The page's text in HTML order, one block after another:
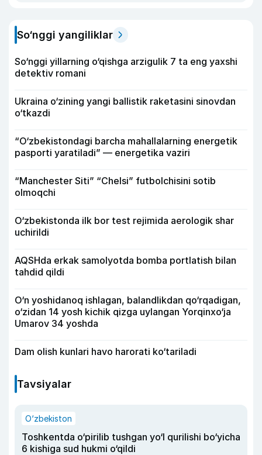
So‘nggi yangiliklar
So‘nggi yillarning o‘qishga arzigulik 7 ta eng yaxshi
detektiv romani
Ukraina o‘zining yangi ballistik raketasini sinovdan
o‘tkazdi
“O‘zbekistondagi barcha mahallalarning energetik
pasporti yaratiladi” — energetika vaziri
“Manchester Siti” “Chelsi” futbolchisini sotib
olmoqchi
O‘zbekistonda ilk bor test rejimida aerologik shar
uchirildi
AQSHda erkak samolyotda bomba portlatish bilan
tahdid qildi
O‘n yoshidanoq ishlagan, balandlikdan qo‘rqadigan,
o‘zidan 14 yosh kichik qizga uylangan Yorqinxo‘ja
Umarov 34 yoshda
Dam olish kunlari havo harorati ko‘tariladi
Tavsiyalar
O‘zbekiston
Toshkentda o‘pirilib tushgan yo‘l qurilishi bo‘yicha
6 kishiga sud hukmi o‘qildi